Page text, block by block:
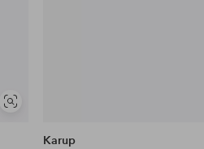
Se
Karup